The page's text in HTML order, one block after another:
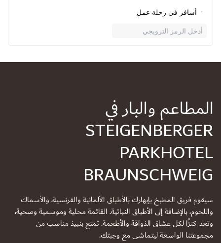
أسافر في رحلة عمل
أدخل الرمز الترويجي
المطاعم والبار في
STEIGENBERGER
PARKHOTEL
BRAUNSCHWEIG
سيقوم فريق المطبخ بإبهارك بالأطباق الألمانية والفرنسية، والأسماك
واللحوم، بالإضافة إلى الأطباق النباتية. القائمة محلية وموسمية وصحية،
وتعد كنزًا لكل عشاق الذواقة والأطعمة. تمتع بنبيذ مناسب من
مجموعتنا الواسعة ليتماشى مع وجبتك.